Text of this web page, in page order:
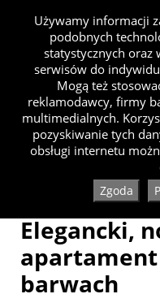
Elegancki,
barwach
Używamy informacji
podobnych
statystycznych oraz
serwisów do
Mogą też
reklamodawcy, firmy
multimedialnych.
pozyskiwanie tych
obsługi internetu
Zgoda